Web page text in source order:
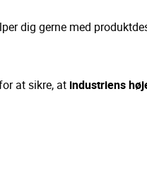
dig gerne med
at sikre, at industriens